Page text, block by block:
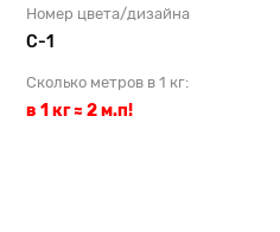
Номер цвета/дизайна
С-1
Сколько метров в 1 кг:
в 1 кг ≈ 2 м.п!